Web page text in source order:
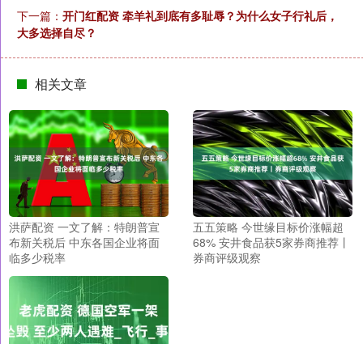
下一篇： 开门红配资 牵羊礼到底有多耻辱？为什么女子行礼后，
大多选择自尽？
相关文章
洪萨配资 一文了解：特朗普宣
布新关税后 中东各国企业将面
临多少税率
五五策略 今世缘目标价涨幅超
68% 安井食品获5家券商推荐丨
券商评级观察